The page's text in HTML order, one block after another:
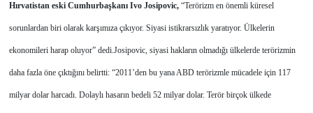
Hırvatistan eski Cumhurbaşkanı Ivo Josipovic,“Terörizm en önemli küresel
sorunlardan biri olarak karşımıza çıkıyor. Siyasi istikrarsızlık yaratıyor. Ülkelerin
ekonomileri harap oluyor” dedi.Josipovic, siyasi hakların olmadığı ülkelerde terörizmin
daha fazla öne çıktığını belirtti: “2011’den bu yana ABD terörizmle mücadele için 117
milyar dolar harcadı. Dolaylı hasarın bedeli 52 milyar dolar. Terör birçok ülkede